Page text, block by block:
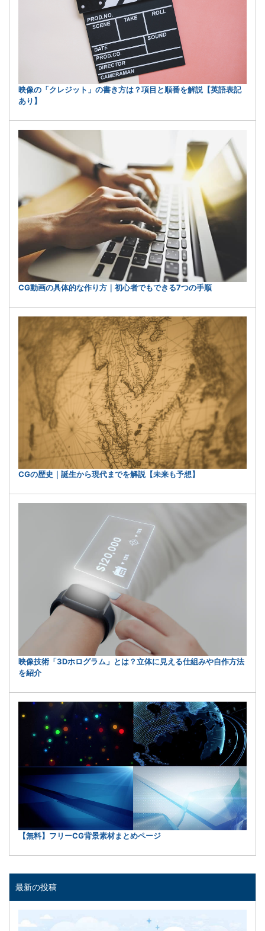
映像の「クレジット」の書き方は？項目と順番を解説【英語表記
あり】
CG動画の具体的な作り方｜初心者でもできる7つの手順
CGの歴史｜誕生から現代までを解説【未来も予想】
映像技術「3Dホログラム」とは？立体に見える仕組みや自作方法
を紹介
【無料】フリーCG背景素材まとめページ
最新の投稿